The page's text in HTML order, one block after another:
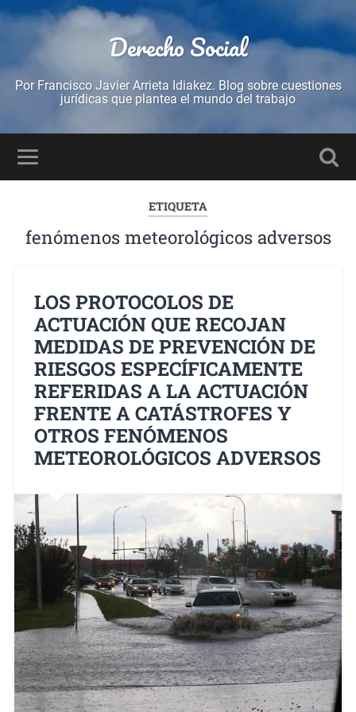
Derecho Social
Por Francisco Javier Arrieta Idiakez. Blog sobre cuestiones
jurídicas que plantea el mundo del trabajo
ETIQUETA
fenómenos meteorológicos adversos
LOS PROTOCOLOS DE
ACTUACIÓN QUE RECOJAN
MEDIDAS DE PREVENCIÓN DE
RIESGOS ESPECÍFICAMENTE
REFERIDAS A LA ACTUACIÓN
FRENTE A CATÁSTROFES Y
OTROS FENÓMENOS
METEOROLÓGICOS ADVERSOS